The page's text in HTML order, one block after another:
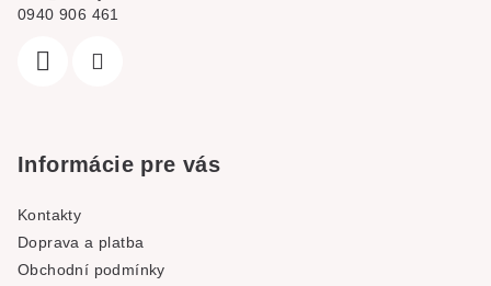
0940 906 461
Informácie pre vás
Kontakty
Doprava a platba
Obchodní podmínky